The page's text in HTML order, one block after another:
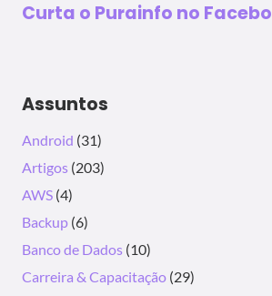
Curta o Purainfo no
Assuntos
Android (31)
Artigos (203)
AWS (4)
Backup (6)
Banco de Dados (10)
Carreira & Capacitação (29)